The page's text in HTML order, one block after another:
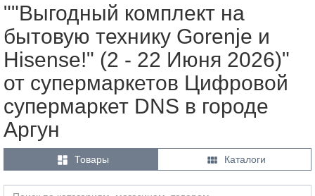
""Выгодный комплект на
бытовую технику Gorenje и
Hisense!" (2 - 22 Июня 2026)"
от супермаркетов Цифровой
супермаркет DNS в городе
Аргун
 Товары  Каталоги